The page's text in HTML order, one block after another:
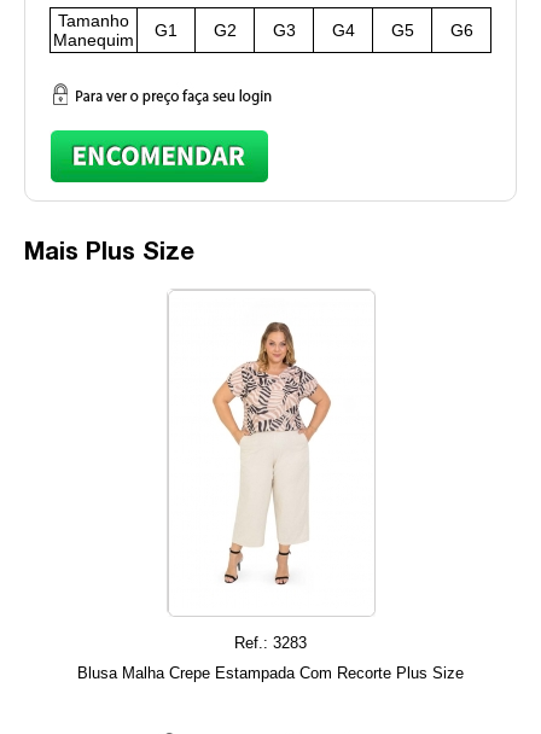
Tamanho
Manequim
G1 G2 G3 G4 G5 G6
Mais Plus Size
Ref.: 3283
Blusa Malha Crepe Estampada Com Recorte Plus Size